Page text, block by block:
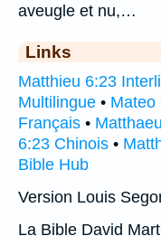
aveugle et nu,…
Links
Matthieu 6:23
Multilingue • Mateo
Français •
6:23 Chinois •
Bible Hub
Version Louis
La Bible David